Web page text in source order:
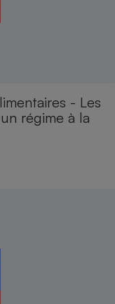
- Les
régime à la